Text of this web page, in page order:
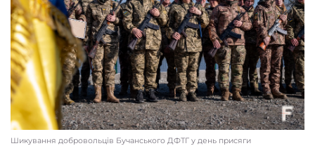
Новобраниця Бучанського ДФТГ Юлія під час пробіжки перед
тренуваннями зі стрільби. Київcька область, 5 квітня 2025. Артем Деркачов
Frontliner
Шикування добровольців Бучанського ДФТГ у день присяги